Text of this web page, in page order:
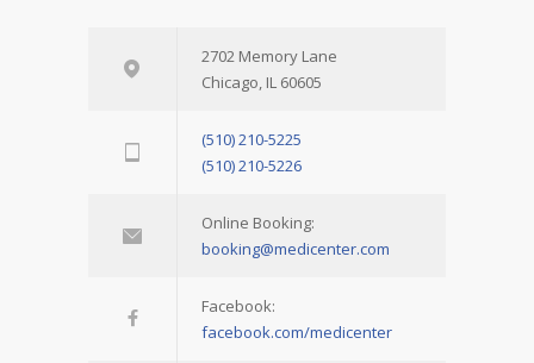
2702 Memory Lane
Chicago, IL 60605
(510) 210-5225
(510) 210-5226
Online Booking:
booking@medicenter.com
Facebook:
facebook.com/medicenter